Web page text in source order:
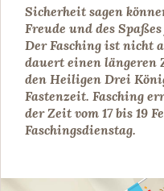
Sicherheit sagen
Freude und des
Der Fasching ist nicht
dauert einen längeren
den Heiligen Drei
Fastenzeit. Fasching
der Zeit vom 17 bis 19
Faschingsdienstag.